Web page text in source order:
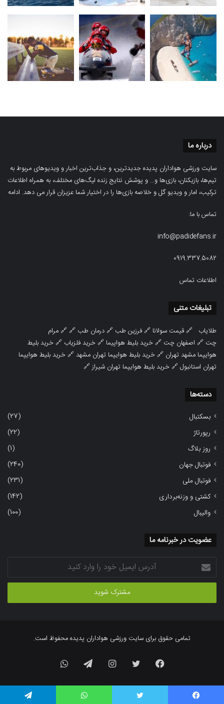
درباره ما
سایت ورزشی هواداران پدیده جدیدترین، و جذاب‌ترین اخبار و ویدیوهای مربوط به
تیم‌ها، بازیکنان، بازی‌ها و… و پوشش نتایج زنده لیگ‌های مختلف، به همراه اطلاعات
ترکیب، امار و ویدیو‌‌ گل‌ و خلاصه بازی‌ها را در اختیار شما عزیزان قرار می دهد. ادامه
تماس با ما:
info@padidefans.ir
0919.337.5082
اطلاعات تماس
تبلیغات متنی
طلایاب 🔗قیمت سولانا 🔗فرزین طب 🔗درمان طب 🔗 🔗مرام
چت 🔗 اصفهان چت 🔗خرید بلیط هواپیما 🔗خرید فلزیاب 🔗خرید بلیط
هوایپما مشهد تهران 🔗خرید بلیط هوایپما تهران مشهد🔗خرید بلیط هوایپما
تهران استانبول🔗خرید بلیط هوایپما تهران شیراز🔗
دسته‌ها
بسکتبال
(27)
رپورتاژ
(22)
روز بلاگ
(1)
فوتبال جهان
(240)
فوتبال ملی
(231)
کشتی و وزنه‌برداری
(142)
والیبال
(100)
عضویت در خبرنامه ما
آدرس
ایمیل
خود
وارد
تمامی حقوق برای سایت ورزشی هواداران پدیده محفوظ است.
فیسبوک توییتر اینستاگرام تلگرام
آپ